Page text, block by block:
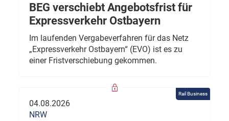
BEG verschiebt Angebotsfrist für
Expressverkehr Ostbayern
Im laufenden Vergabeverfahren für das Netz
„Expressverkehr Ostbayern“ (EVO) ist es zu
einer Fristverschiebung gekommen.
Rail Business
04.08.2026
NRW